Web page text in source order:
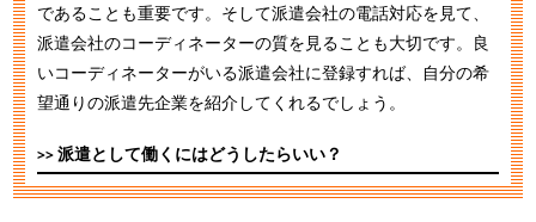
であることも重要です。そして派遣会社の電話対応を見て、
派遣会社のコーディネーターの質を見ることも大切です。良
いコーディネーターがいる派遣会社に登録すれば、自分の希
望通りの派遣先企業を紹介してくれるでしょう。
派遣として働くにはどうしたらいい？